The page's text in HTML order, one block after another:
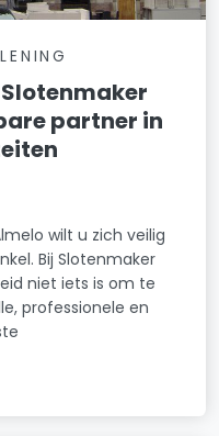
partner in
wilt u zich veilig
Bij Slotenmaker
niet iets is om te
professionele en